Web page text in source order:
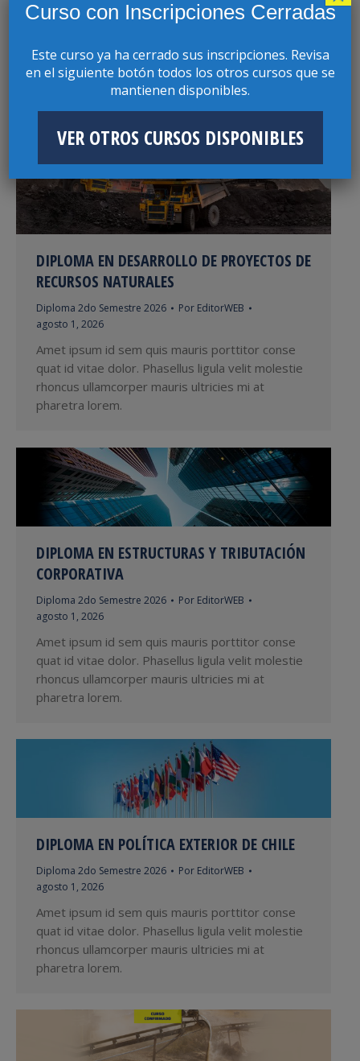
Diploma 2do Semestre 2026 PorEditorWEB
Amet ipsum id sem quis mauris porttitor conse
quat id vitae dolor. Phasellus ligula velit molestie
rhoncus ullamcorper mauris ultricies mi at
pharetra lorem.
DIPLOMA EN DESARROLLO DE PROYECTOS DE
RECURSOS NATURALES
Diploma 2do Semestre 2026 Por EditorWEB
agosto 1, 2026
Amet ipsum id sem quis mauris porttitor conse
quat id vitae dolor. Phasellus ligula velit molestie
rhoncus ullamcorper mauris ultricies mi at
pharetra lorem.
DIPLOMA EN ESTRUCTURAS Y TRIBUTACIÓN
CORPORATIVA
Diploma 2do Semestre 2026 Por EditorWEB
agosto 1, 2026
Amet ipsum id sem quis mauris porttitor conse
quat id vitae dolor. Phasellus ligula velit molestie
rhoncus ullamcorper mauris ultricies mi at
pharetra lorem.
DIPLOMA EN POLÍTICA EXTERIOR DE CHILE
Diploma 2do Semestre 2026 Por EditorWEB
agosto 1, 2026
Amet ipsum id sem quis mauris porttitor conse
quat id vitae dolor. Phasellus ligula velit molestie
rhoncus ullamcorper mauris ultricies mi at
pharetra lorem.
Curso con Inscripciones Cerradas
Este curso ya ha cerrado sus inscripciones. Revisa
en el siguiente botón todos los otros cursos que se
mantienen disponibles.
VER OTROS CURSOS DISPONIBLES